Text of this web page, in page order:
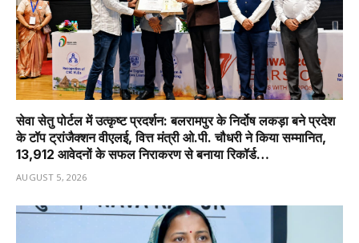
सेवा सेतु पोर्टल में उत्कृष्ट प्रदर्शन: बलरामपुर के निर्दोष लकड़ा बने प्रदेश
के टॉप ट्रांजैक्शन वीएलई, वित्त मंत्री ओ.पी. चौधरी ने किया सम्मानित,
13,912 आवेदनों के सफल निराकरण से बनाया रिकॉर्ड…
AUGUST 5, 2026